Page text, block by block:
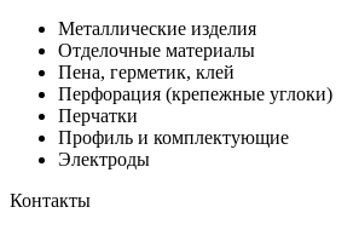
Металлические изделия
Отделочные материалы
Пена, герметик, клей
Перфорация (крепежные углоки)
Перчатки
Профиль и комплектующие
Электроды
Контакты